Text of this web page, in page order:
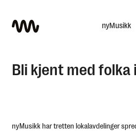
nyMusikk
Hva leter du etter?
Bli kjent med folka
nyMusikk har tretten lokalavdelinger